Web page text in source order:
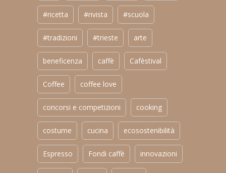
#ricetta #rivista #scuola
#tradizioni #trieste arte
beneficenza caffè Cafèstival
Coffee coffee love
concorsi e competizioni cooking
costume cucina ecosostenibilità
Espresso Fondi caffè innovazioni